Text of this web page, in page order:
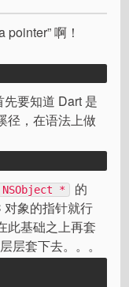
啊！
要知道 Dart 是
径，在语法上做
NSObject *
的
对象的指针就行
此基础之上再套
层套下去。。。